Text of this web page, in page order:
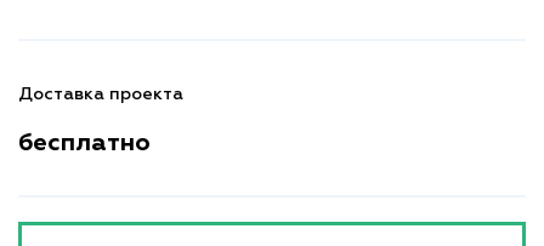
Доставка проекта
бесплатно